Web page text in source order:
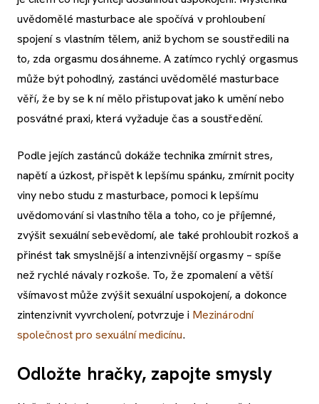
uvědomělé masturbace ale spočívá v prohloubení
spojení s vlastním tělem, aniž bychom se soustředili na
to, zda orgasmu dosáhneme. A zatímco rychlý orgasmus
může být pohodlný, zastánci uvědomělé masturbace
věří, že by se k ní mělo přistupovat jako k umění nebo
posvátné praxi, která vyžaduje čas a soustředění.
Podle jejích zastánců dokáže technika zmírnit stres,
napětí a úzkost, přispět k lepšímu spánku, zmírnit pocity
viny nebo studu z masturbace, pomoci k lepšímu
uvědomování si vlastního těla a toho, co je příjemné,
zvýšit sexuální sebevědomí, ale také prohloubit rozkoš a
přinést tak smyslnější a intenzivnější orgasmy – spíše
než rychlé návaly rozkoše. To, že zpomalení a větší
všímavost může zvýšit sexuální uspokojení, a dokonce
zintenzivnit vyvrcholení, potvrzuje i Mezinárodní
společnost pro sexuální medicínu.
Odložte hračky, zapojte smysly